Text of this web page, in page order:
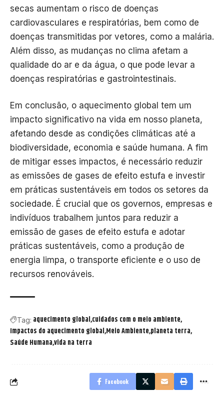
secas aumentam o risco de doenças
cardiovasculares e respiratórias, bem como de
doenças transmitidas por vetores, como a malária.
Além disso, as mudanças no clima afetam a
qualidade do ar e da água, o que pode levar a
doenças respiratórias e gastrointestinais.
Em conclusão, o aquecimento global tem um
impacto significativo na vida em nosso planeta,
afetando desde as condições climáticas até a
biodiversidade, economia e saúde humana. A fim
de mitigar esses impactos, é necessário reduzir
as emissões de gases de efeito estufa e investir
em práticas sustentáveis em todos os setores da
sociedade. É crucial que os governos, empresas e
indivíduos trabalhem juntos para reduzir a
emissão de gases de efeito estufa e adotar
práticas sustentáveis, como a produção de
energia limpa, o transporte eficiente e o uso de
recursos renováveis.
Tag: aquecimento global cuidados com o meio ambiente
Impactos do aquecimento global Meio Ambiente planeta terra
Saúde Humanavida na terra
Facebook